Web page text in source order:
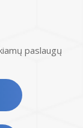
paslaugų